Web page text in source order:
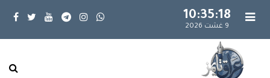
10:35:18
9 غشت 2026